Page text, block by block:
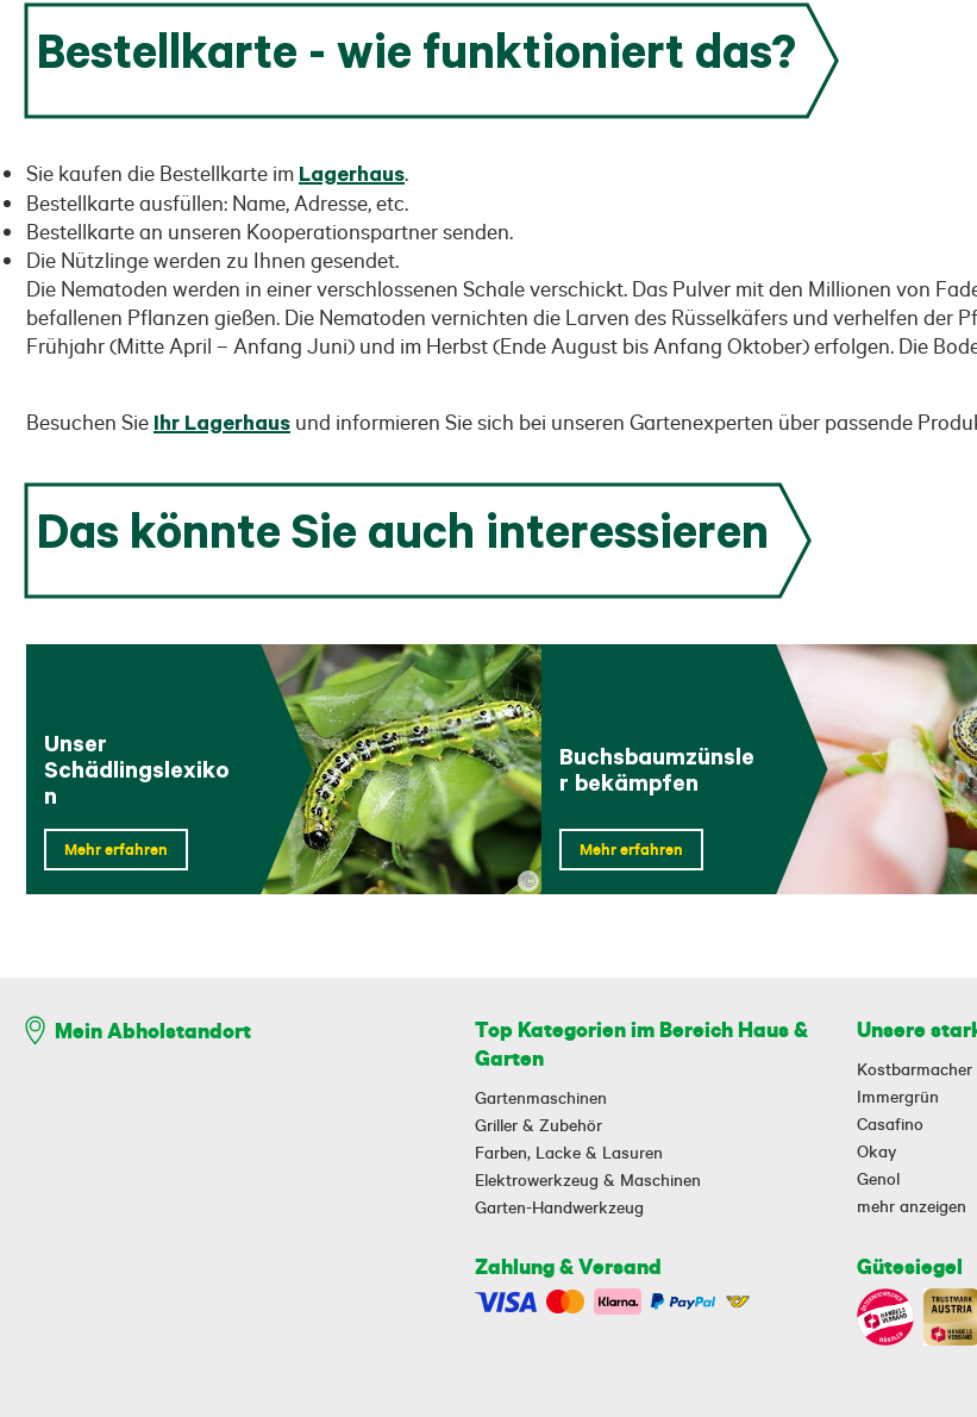
Bestellkarte - wie funktioniert das?
Sie kaufen die Bestellkarte im Lagerhaus.
Bestellkarte ausfüllen: Name, Adresse, etc.
Bestellkarte an unseren Kooperationspartner senden.
Die Nützlinge werden zu Ihnen gesendet.
Die Nematoden werden in einer verschlossenen Schale verschickt. Das Pulver mit den Millionen von
befallenen Pflanzen gießen. Die Nematoden vernichten die Larven des Rüsselkäfers und verhelfen der
Frühjahr (Mitte April – Anfang Juni) und im Herbst (Ende August bis Anfang Oktober) erfolgen. Die
Besuchen Sie Ihr Lagerhaus und informieren Sie sich bei unseren Gartenexperten über passende
Das könnte Sie auch interessieren
Unser
Schädlingslexiko
n
Mehr erfahren
©
Buchsbaumzünsle
r bekämpfen
Mehr erfahren
Mein Abholstandort
Top Kategorien im Bereich Haus &
Garten
Gartenmaschinen
Griller & Zubehör
Farben, Lacke & Lasuren
Elektrowerkzeug & Maschinen
Garten-Handwerkzeug
Unsere
Kostbarmacher
Immergrün
Casafino
Okay
Genol
mehr anzeigen
Zahlung & Versand Gütesiegel